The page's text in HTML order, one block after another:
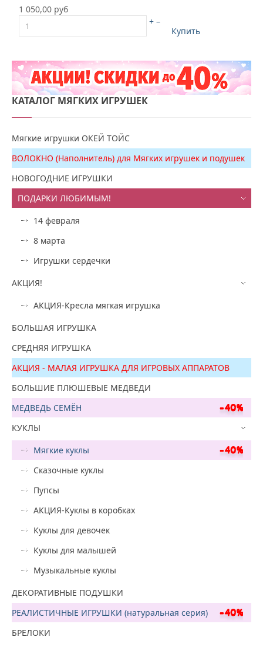
1 050,00 руб
+ –
Купить
КАТАЛОГ МЯГКИХ ИГРУШЕК
Мягкие игрушки ОКЕЙ ТОЙС
ВОЛОКНО (Наполнитель) для Мягких игрушек и подушек
НОВОГОДНИЕ ИГРУШКИ
ПОДАРКИ ЛЮБИМЫМ!
14 февраля
8 марта
Игрушки сердечки
АКЦИЯ!
АКЦИЯ-Кресла мягкая игрушка
БОЛЬШАЯ ИГРУШКА
СРЕДНЯЯ ИГРУШКА
АКЦИЯ - МАЛАЯ ИГРУШКА ДЛЯ ИГРОВЫХ АППАРАТОВ
БОЛЬШИЕ ПЛЮШЕВЫЕ МЕДВЕДИ
МЕДВЕДЬ СЕМЁН
КУКЛЫ
Мягкие куклы
Сказочные куклы
Пупсы
АКЦИЯ-Куклы в коробках
Куклы для девочек
Куклы для малышей
Музыкальные куклы
ДЕКОРАТИВНЫЕ ПОДУШКИ
РЕАЛИСТИЧНЫЕ ИГРУШКИ (натуральная серия)
БРЕЛОКИ